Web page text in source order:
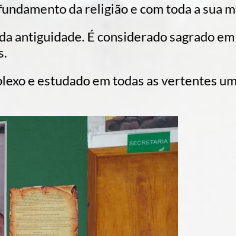
da religião e com toda a sua
antiguidade. É considerado sagrado
e estudado em todas as vertentes